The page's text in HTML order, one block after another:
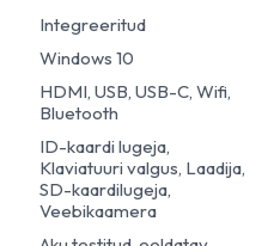
Integreeritud
Windows 10
HDMI, USB, USB-C, Wifi,
Bluetooth
ID-kaardi lugeja,
Klaviatuuri valgus, Laadija,
SD-kaardilugeja,
Veebikaamera